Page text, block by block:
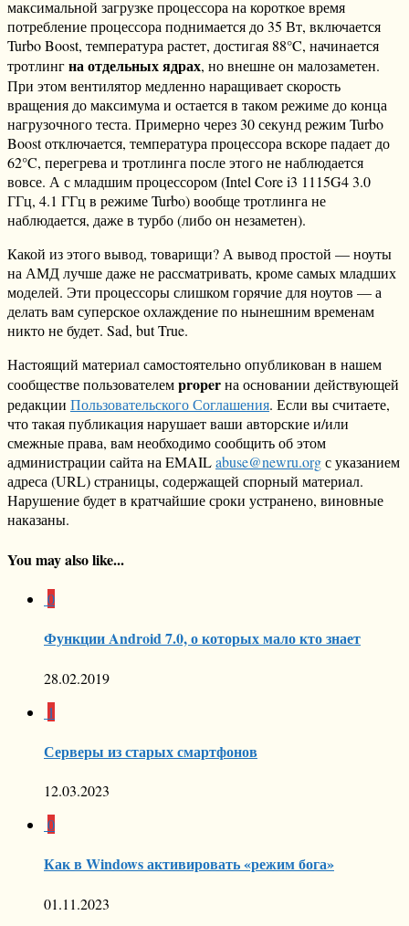
максимальной загрузке процессора на короткое время
потребление процессора поднимается до 35 Вт, включается
Turbo Boost, температура растет, достигая 88°C, начинается
тротлингна отдельных ядрах, но внешне он малозаметен.
При этом вентилятор медленно наращивает скорость
вращения до максимума и остается в таком режиме до конца
нагрузочного теста. Примерно через 30 секунд режим Turbo
Boost отключается, температура процессора вскоре падает до
62°C, перегрева и тротлинга после этого не наблюдается
вовсе. А с младшим процессором (Intel Core i3 1115G4 3.0
ГГц, 4.1 ГГц в режиме Turbo) вообще тротлинга не
наблюдается, даже в турбо (либо он незаметен).
Какой из этого вывод, товарищи? А вывод простой — ноуты
на АМД лучше даже не рассматривать, кроме самых младших
моделей. Эти процессоры слишком горячие для ноутов — а
делать вам суперское охлаждение по нынешним временам
никто не будет. Sad, but True.
Настоящий материал самостоятельно опубликован в нашем
сообществе пользователемproperна основании действующей
редакции Пользовательского Соглашения. Если вы считаете,
что такая публикация нарушает ваши авторские и/или
смежные права, вам необходимо сообщить об этом
администрации сайта на EMAILabuse@newru.orgс указанием
адреса (URL) страницы, содержащей спорный материал.
Нарушение будет в кратчайшие сроки устранено, виновные
наказаны.
You may also like...
0
Функции Android 7.0, о которых мало кто знает
28.02.2019
1
Серверы из старых смартфонов
12.03.2023
0
Как в Windows активировать «режим бога»
01.11.2023